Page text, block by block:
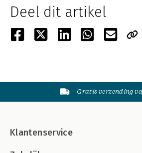
Deel dit artikel
Gratis verzending
Klantenservice